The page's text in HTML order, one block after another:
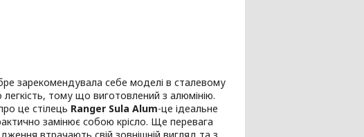
зарекомендувала себе моделі в сталевому
легкість, тому що виготовлений з алюмінію.
це стілець Ranger Sula Alum-це ідеальне
замінює собою крісло. Ще перевага